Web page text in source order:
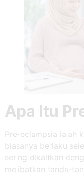
Apa Itu
Pre-eclampsia ialah
biasanya berlaku
sering dikaitkan
melibatkan tanda-